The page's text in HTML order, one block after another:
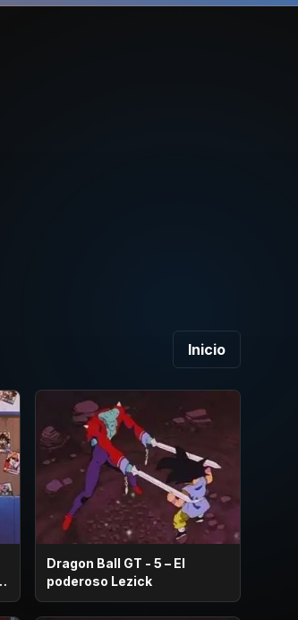
Inicio
Dragon Ball GT - 5 – El
poderoso Lezick